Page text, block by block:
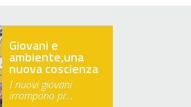
Giovani e
ambiente,una
nuova coscienza
I nuovi giovani
irrompono pr…